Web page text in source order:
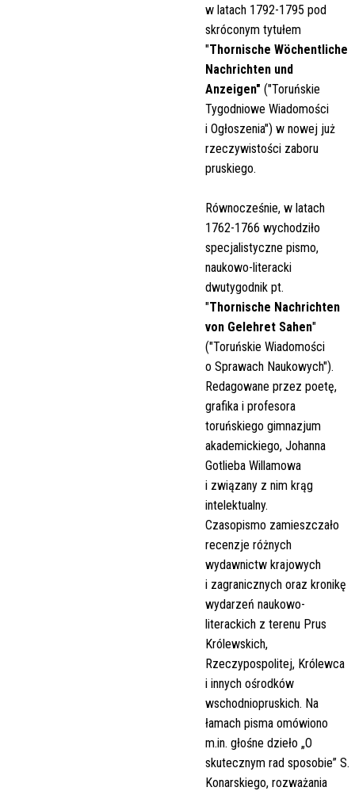
w latach 1792-1795 pod
skróconym tytułem
"Thornische Wöchentliche
Nachrichten und
Anzeigen" ("Toruńskie
Tygodniowe Wiadomości
i Ogłoszenia") w nowej już
rzeczywistości zaboru
pruskiego.
Równocześnie, w latach
1762-1766 wychodziło
specjalistyczne pismo,
naukowo-literacki
dwutygodnik pt.
"Thornische Nachrichten
von Gelehret Sahen"
("Toruńskie Wiadomości
o Sprawach Naukowych").
Redagowane przez poetę,
grafika i profesora
toruńskiego gimnazjum
akademickiego, Johanna
Gotlieba Willamowa
i związany z nim krąg
intelektualny.
Czasopismo zamieszczało
recenzje różnych
wydawnictw krajowych
i zagranicznych oraz kronikę
wydarzeń naukowo-
literackich z terenu Prus
Królewskich,
Rzeczypospolitej, Królewca
i innych ośrodków
wschodniopruskich. Na
łamach pisma omówiono
m.in. głośne dzieło „O
skutecznym rad sposobie” S.
Konarskiego, rozważania